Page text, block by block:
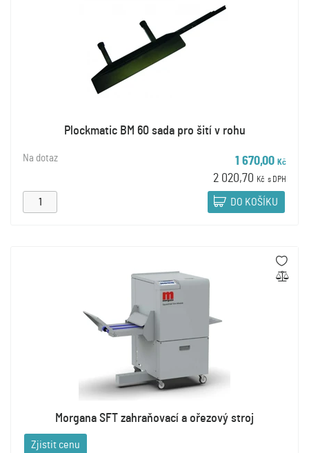
Plockmatic BM 60 sada pro šití v rohu
Na dotaz 1 670,00 Kč
2 020,70 Kč s DPH
DO KOŠÍKU
Morgana SFT zahraňovací a ořezový stroj
Zjistit cenu